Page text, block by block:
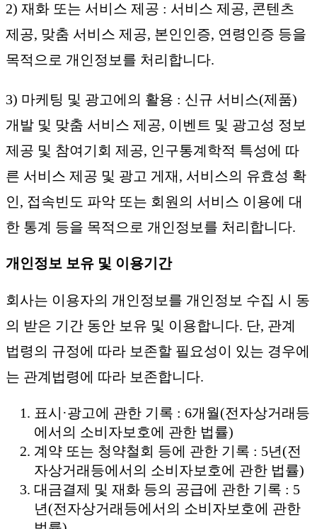
2) 재화 또는 서비스 제공 : 서비스 제공, 콘텐츠
제공, 맞춤 서비스 제공, 본인인증, 연령인증 등을
목적으로 개인정보를 처리합니다.
3) 마케팅 및 광고에의 활용 : 신규 서비스(제품)
개발 및 맞춤 서비스 제공, 이벤트 및 광고성 정보
제공 및 참여기회 제공, 인구통계학적 특성에 따
른 서비스 제공 및 광고 게재, 서비스의 유효성 확
인, 접속빈도 파악 또는 회원의 서비스 이용에 대
한 통계 등을 목적으로 개인정보를 처리합니다.
개인정보 보유 및 이용기간
회사는 이용자의 개인정보를 개인정보 수집 시 동
의 받은 기간 동안 보유 및 이용합니다. 단, 관계
법령의 규정에 따라 보존할 필요성이 있는 경우에
는 관계법령에 따라 보존합니다.
표시·광고에 관한 기록 : 6개월(전자상거래등
에서의 소비자보호에 관한 법률)
계약 또는 청약철회 등에 관한 기록 : 5년(전
자상거래등에서의 소비자보호에 관한 법률)
대금결제 및 재화 등의 공급에 관한 기록 : 5
년(전자상거래등에서의 소비자보호에 관한